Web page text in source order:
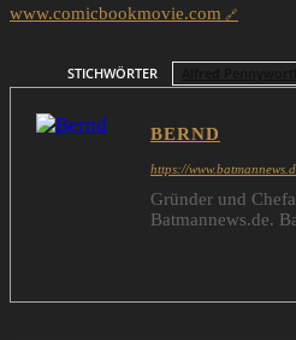
www.comicbookmovie.com
STICHWÖRTER
BERND
https://
Gründer und
Batmannews.de.